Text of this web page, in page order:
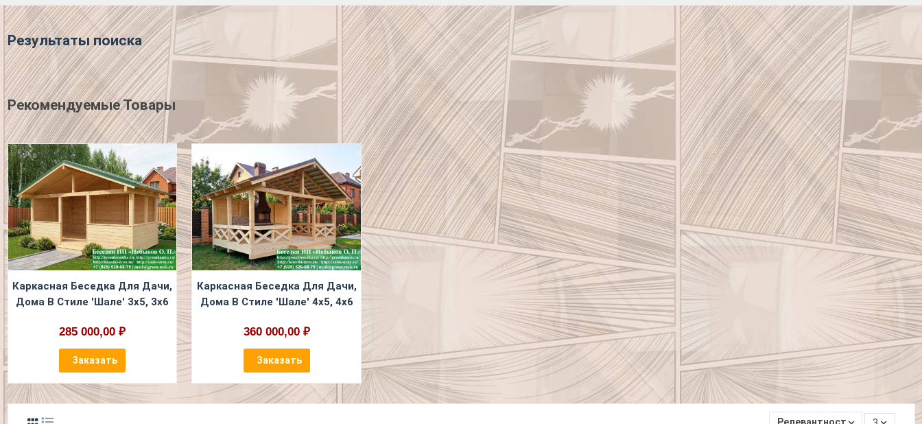
Результаты поиска
Рекомендуемые Товары
Каркасная Беседка Для Дачи,
Дома В Стиле 'Шале' 3х5, 3х6
285 000,00 ₽
Заказать
Каркасная Беседка Для Дачи,
Дома В Стиле 'Шале' 4х5, 4х6
360 000,00 ₽
Заказать